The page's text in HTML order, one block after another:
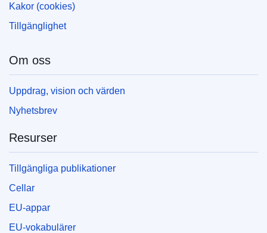
Kakor (cookies)
Tillgänglighet
Om oss
Uppdrag, vision och värden
Nyhetsbrev
Resurser
Tillgängliga publikationer
Cellar
EU-appar
EU-vokabulärer